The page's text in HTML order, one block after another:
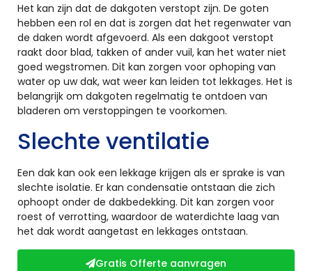
Het kan zijn dat de dakgoten verstopt zijn. De goten
hebben een rol en dat is zorgen dat het regenwater van
de daken wordt afgevoerd. Als een dakgoot verstopt
raakt door blad, takken of ander vuil, kan het water niet
goed wegstromen. Dit kan zorgen voor ophoping van
water op uw dak, wat weer kan leiden tot lekkages. Het is
belangrijk om dakgoten regelmatig te ontdoen van
bladeren om verstoppingen te voorkomen.
Slechte ventilatie
Een dak kan ook een lekkage krijgen als er sprake is van
slechte isolatie. Er kan condensatie ontstaan die zich
ophoopt onder de dakbedekking. Dit kan zorgen voor
roest of verrotting, waardoor de waterdichte laag van
het dak wordt aangetast en lekkages ontstaan.
Gratis Offerte aanvragen